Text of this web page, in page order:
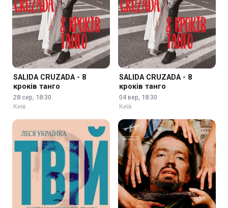
SALIDA CRUZADA - 8
кроків танго
28 сер, 18:30
Київ
SALIDA CRUZADA - 8
кроків танго
04 вер, 18:30
Київ